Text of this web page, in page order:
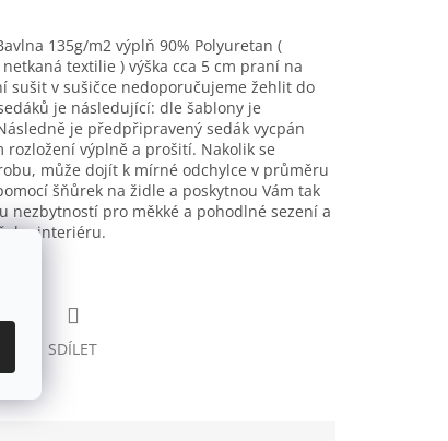
135g/m2 výplň 90% Polyuretan (
textilie ) výška cca 5 cm praní na
sušit v sušičce nedoporučujeme žehlit do
je následující: dle šablony je
je předpřipravený sedák vycpán
výplně a prošití. Nakolik se
může dojít k mírné odchylce v průměru
šňůrek na židle a poskytnou Vám tak
nezbytností pro měkké a pohodlné sezení a
interiéru.
SDÍLET